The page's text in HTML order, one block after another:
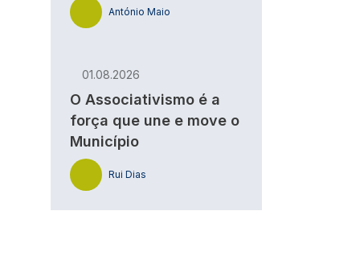
António Maio
01.08.2026
O Associativismo é a
força que une e move o
Município
Rui Dias